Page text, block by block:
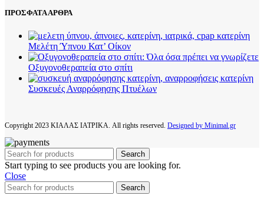
ΠΡΟΣΦΑΤΑ ΑΡΘΡΑ
Μελέτη Ύπνου Κατ’ Οίκον
Οξυγονοθεραπεία στο σπίτι
Συσκευές Αναρρόφησης Πτυέλων
Copyright2023 ΚΙΑΛΑΣ ΙΑΤΡΙΚΑ. All rights reserved. Designed by Minimal.gr
Search
Start typing to see products you are looking for.
Close
Search